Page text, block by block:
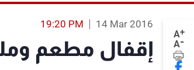
A+
A-
14 Mar 2016
19:20 PM
إقفال مطعم